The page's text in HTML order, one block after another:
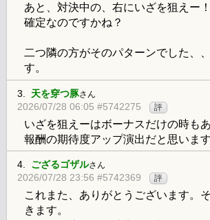
あと、対決中の、右にいざを狙えー
確定なのですかね？
二つ隣の方がそのパターンでした、
す。
3. 天を穿つ豚さん
2026/07/28 06:05 #5742275 評
いざを狙えーはボーナスだけの時も
報酬の期待度アップ演出だと思います
4. ござるゴザルさん
2026/07/28 23:56 #5742369 評
これまた、ありがとうございます。
きます。